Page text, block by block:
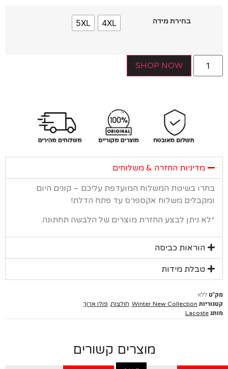
בחירת מידה 5XL
SHOP NOW
מדיניות החזרה & משלוחים
בשיטת המשלוח המועדפת עליכם – קונים היום
משלוח אקספרס עד פתח הדלת!
ניתן לבצע החזרת מוצרים של הלבשה תחתונה.
הוראות כביסה
טבלת מידות
ללא
Winter New Collection
,חולצות ,פולו ארוך
Lacoste
מוצרים קשורים